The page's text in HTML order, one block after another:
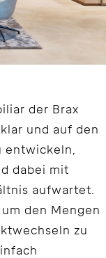
der Brax
und auf den
entwickeln,
dabei mit
aufwartet.
den Mengen
zu